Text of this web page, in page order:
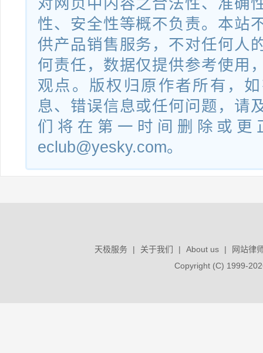
对网页中内容之合法性、准确
性、安全性等概不负责。本站
供产品销售服务，不对任何人
何责任，数据仅提供参考使用
观点。版权归原作者所有，
息、错误信息或任何问题，请
们将在第一时间删除或更
eclub@yesky.com。
天极服务 | 关于我们 | About us |
网站律
Copyright (C) 1999-